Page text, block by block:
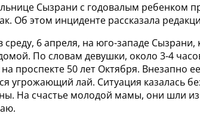
Сызрани с годовалым ребенком
Об этом инциденте рассказала
среду, 6 апреля, на юго-западе
По словам девушки, около 3-4
проспекте 50 лет Октября. Внезапно
угрожающий лай. Ситуация казалась
На счастье молодой мамы, они шли из